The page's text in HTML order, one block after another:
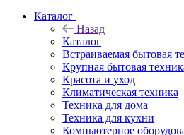
Каталог
Назад
Каталог
Встраиваемая бытовая
Крупная бытовая
Красота и уход
Климатическая техника
Техника для дома
Техника для кухни
Компьютерное